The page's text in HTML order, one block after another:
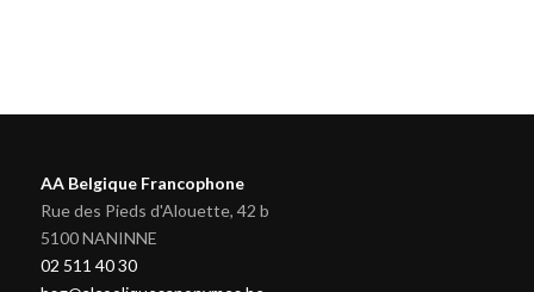
AA Belgique Francophone
Rue des Pieds d'Alouette, 42 b
5100 NANINNE
02 511 40 30